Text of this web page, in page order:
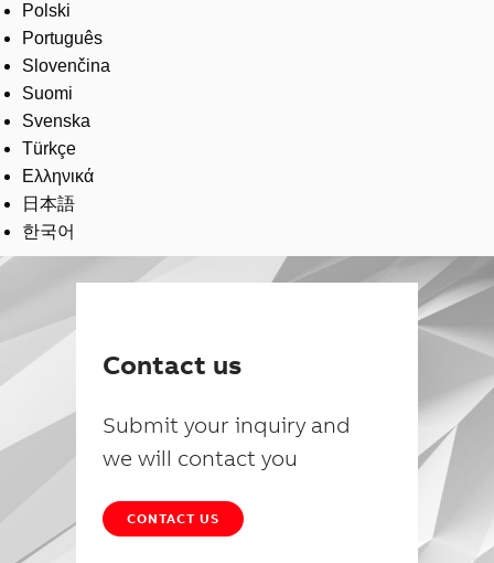
Polski
Português
Slovenčina
Suomi
Svenska
Türkçe
Ελληνικά
日本語
한국어
Contact us
Submit your inquiry and
we will contact you
CONTACT US